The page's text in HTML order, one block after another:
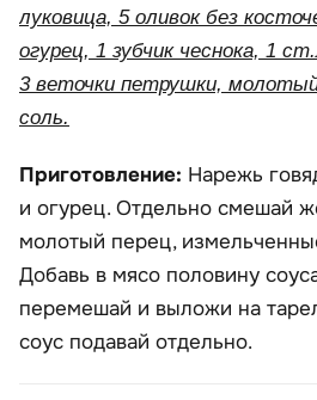
луковица, 5 оливок без
огурец, 1 зубчик чеснока, 1
3 веточки петрушки,
соль.
Приготовление: Нарежь
и огурец. Отдельно смешай
молотый перец,
Добавь в мясо половину
перемешай и выложи на
соус подавай отдельно.